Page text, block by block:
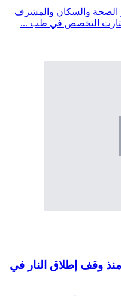
الصحة والسكان والمشرف
التخصص في طب ...
300 طفل منذ وقف إطلاق النار في